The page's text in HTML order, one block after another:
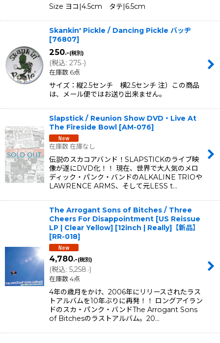
Size ヨコ|4.5cm タテ|6.5cm
Skankin' Pickle / Dancing Pickle バッヂ
[76807]
250.-(税別)
(税込: 275.-)
在庫数 6点
サイズ：縦2.5センチ 横2.5センチ 注）この商品
は、メール便ではお送り出来ません。
Slapstick / Reunion Show DVD・Live At
The Fireside Bowl [AM-076]
在庫数 在庫なし
伝説のスカコアバンド！SLAPSTICKのライブ映
像が遂にDVD化！！ 現在、世界で大人気のメロ
ディック・パンク・バンドのALKALINE TRIOや
LAWRENCE ARMS、そして元LESS t…
The Arrogant Sons of Bitches / Three
Cheers For Disappointment [US Reissue
LP | Clear Yellow] [12inch | Really]【新品】
[RR-018]
4,780.-(税別)
(税込: 5,258.-)
在庫数 4点
4年の歳月をかけ、2006年にリリースされたラス
トアルバムを10年ぶりに再発！！ ロングアイラン
ドのスカ・パンク・バンドThe Arrogant Sons
of Bitchesのラストアルバム。20…